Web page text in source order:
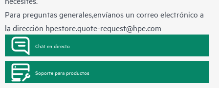
Para preguntas generales,envíanos un correo electrónico a
la dirección hpestore.quote-request@hpe.com
Chat en directo
Soporte para productos